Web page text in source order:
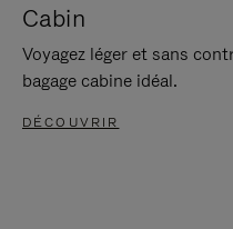
Cabin
Voyagez léger et sans
bagage cabine idéal.
DÉCOUVRIR